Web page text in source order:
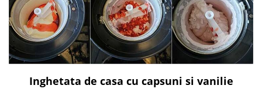
Inghetata de casa cu capsuni si vanilie